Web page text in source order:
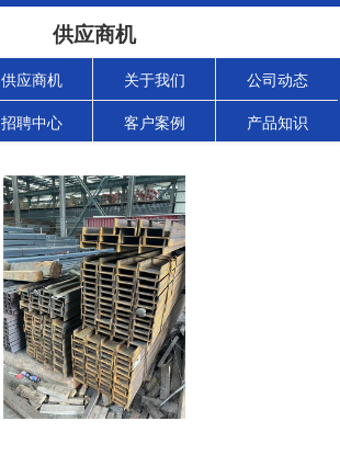
供应商机
供应商机 关于我们 公司动态
招聘中心 客户案例 产品知识